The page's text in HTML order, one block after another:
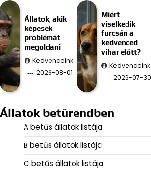
Állatok, akik
képesek
problémát
megoldani
Kedvenceink
2026-08-01
Miért
viselkedik
furcsán a
kedvenced
vihar előtt?
Kedvenceink
2026-07-30
Állatok betűrendben
A betűs állatok listája
B betűs állatok listája
C betűs állatok listája